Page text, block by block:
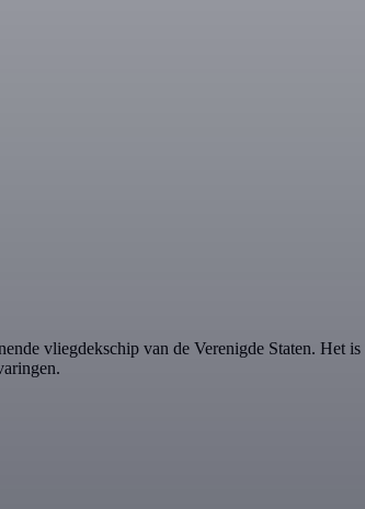
vliegdekschip van de Verenigde Staten. Het